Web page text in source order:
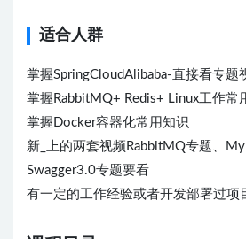
适合人群
掌握SpringCloudAlibaba-直接看专题
掌握RabbitMQ+ Redis+ Linux工作常
掌握Docker容器化常用知识
新_上的两套视频RabbitMQ专题、
Swagger3.0专题要看
有一定的工作经验或者开发部署过项